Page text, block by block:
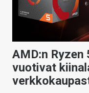
AMD:n
vuotivat